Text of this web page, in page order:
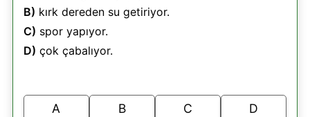
B) kırk dereden su getiriyor.
C) spor yapıyor.
D) çok çabalıyor.
A B C D